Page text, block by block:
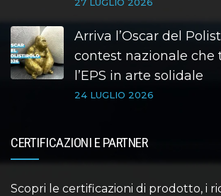
Arriva l’Oscar del
contest nazionale che
l’EPS in arte solidale
24 LUGLIO 2026
CERTIFICAZIONI E PARTNER
Scopri le certificazioni di prodotto, i